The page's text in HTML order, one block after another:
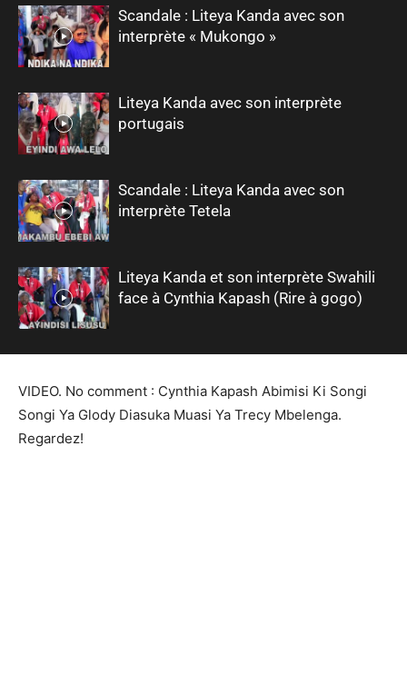
Scandale : Liteya Kanda avec son
interprète « Mukongo »
Liteya Kanda avec son interprète
portugais
Scandale : Liteya Kanda avec son
interprète Tetela
Liteya Kanda et son interprète Swahili
face à Cynthia Kapash (Rire à gogo)
VIDEO. No comment : Cynthia Kapash Abimisi Ki Songi
Songi Ya Glody Diasuka Muasi Ya Trecy Mbelenga.
Regardez!